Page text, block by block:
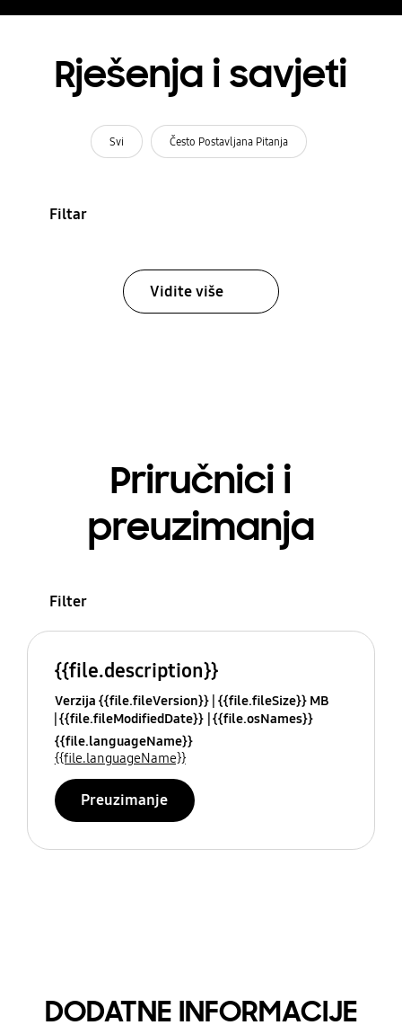
Rješenja i savjeti
Svi Često Postavljana Pitanja
Filtar
Vidite više
Priručnici i
preuzimanja
Filter
{{file.description}}
Verzija {{file.fileVersion}} {{file.fileSize}} MB
{{file.fileModifiedDate}} {{file.osNames}}
{{file.languageName}}
{{file.languageName}}
Preuzimanje
DODATNE INFORMACIJE